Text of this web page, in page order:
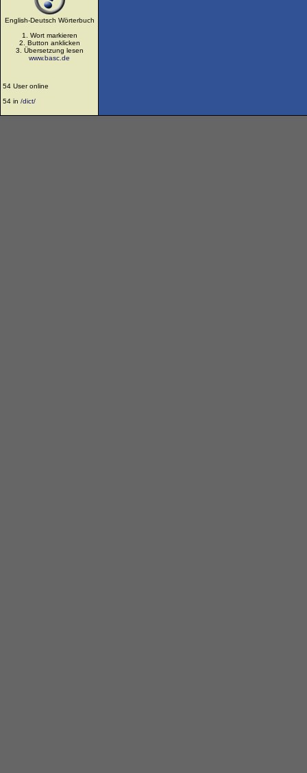
English-Deutsch Wörterbuch
1. Wort markieren
2. Button anklicken
3. Übersetzung lesen
www.basc.de
54 User online
54 in /dict/